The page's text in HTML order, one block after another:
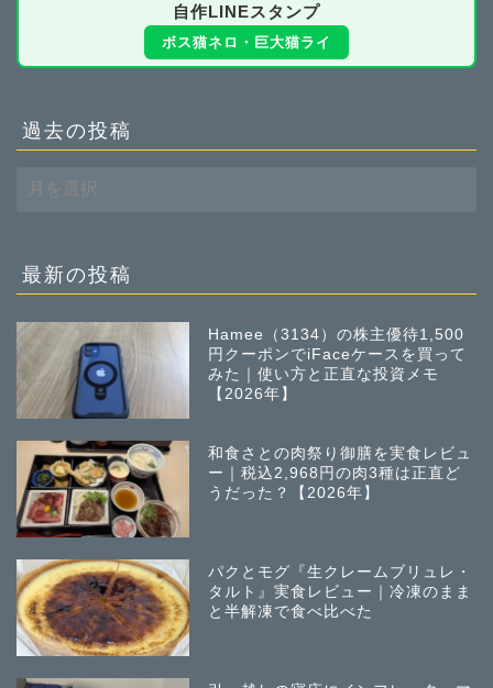
自作LINEスタンプ
ボス猫ネロ・巨大猫ライ
過去の投稿
去
稿
最新の投稿
Hamee（3134）の株主優待1,500
円クーポンでiFaceケースを買って
みた｜使い方と正直な投資メモ
【2026年】
和食さとの肉祭り御膳を実食レビュ
ー｜税込2,968円の肉3種は正直ど
うだった？【2026年】
パクとモグ『生クレームブリュレ・
タルト』実食レビュー｜冷凍のまま
と半解凍で食べ比べた